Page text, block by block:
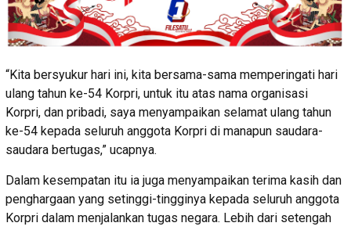
“Kita bersyukur hari ini, kita bersama-sama memperingati hari
ulang tahun ke-54 Korpri, untuk itu atas nama organisasi
Korpri, dan pribadi, saya menyampaikan selamat ulang tahun
ke-54 kepada seluruh anggota Korpri di manapun saudara-
saudara bertugas,” ucapnya.
Dalam kesempatan itu ia juga menyampaikan terima kasih dan
penghargaan yang setinggi-tingginya kepada seluruh anggota
Korpri dalam menjalankan tugas negara. Lebih dari setengah